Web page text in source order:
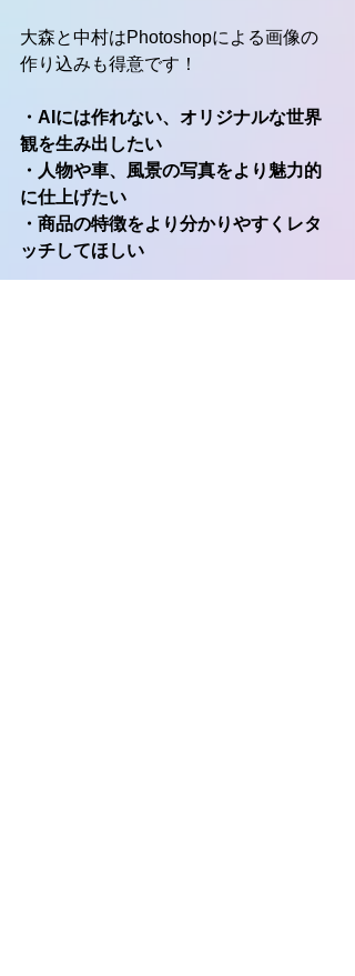
大森と中村はPhotoshopによる画像の
作り込みも得意です！
・AIには作れない、オリジナルな世界
観を生み出したい
・人物や車、風景の写真をより魅力的
に仕上げたい
・商品の特徴をより分かりやすくレタ
ッチしてほしい